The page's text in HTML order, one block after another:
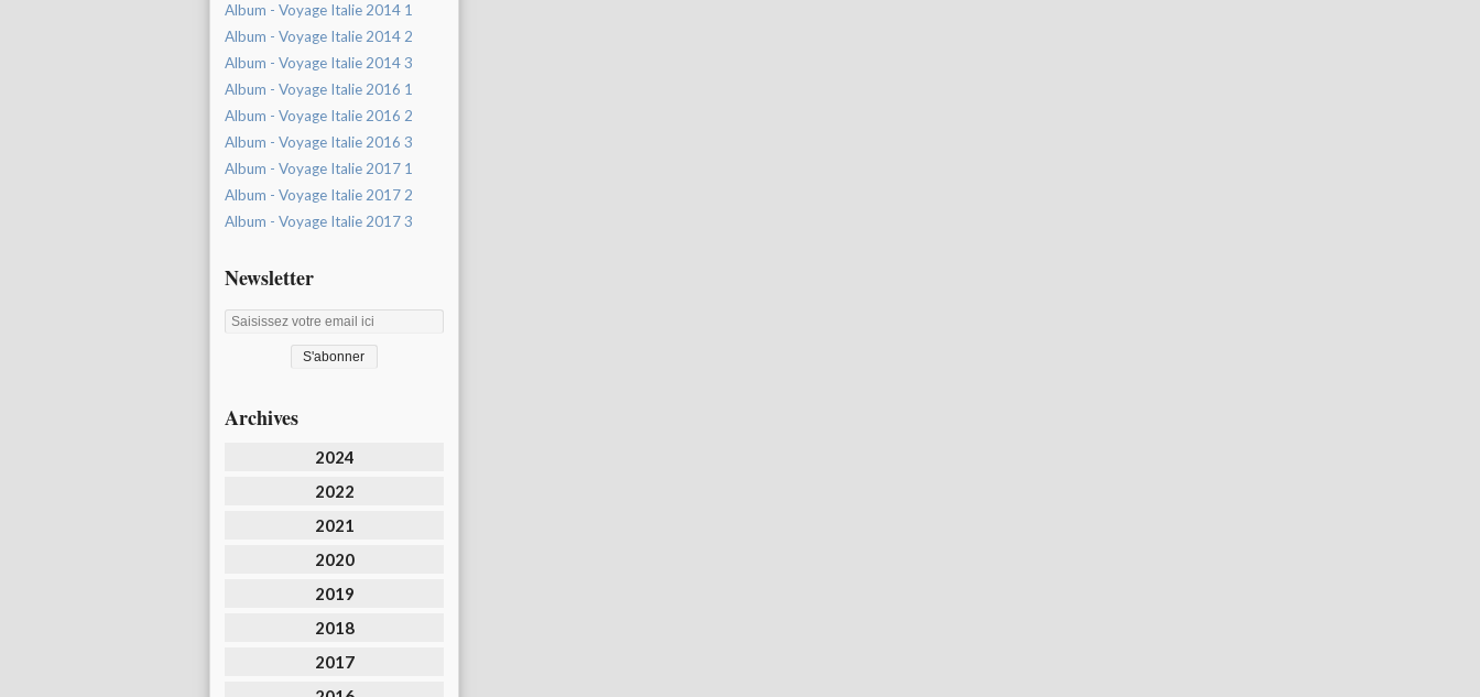
Album - Voyage Italie 2014 1
Album - Voyage Italie 2014 2
Album - Voyage Italie 2014 3
Album - Voyage Italie 2016 1
Album - Voyage Italie 2016 2
Album - Voyage Italie 2016 3
Album - Voyage Italie 2017 1
Album - Voyage Italie 2017 2
Album - Voyage Italie 2017 3
Newsletter
Archives
2024
2022
2021
2020
2019
2018
2017